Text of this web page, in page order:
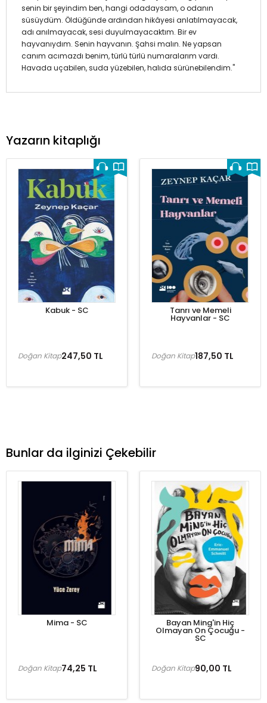
senin bir şeyindim ben, hangi odadaysam, o odanın
süsüydüm. Öldüğünde ardından hikâyesi anlatılmayacak,
adı anılmayacak, sesi duyulmayacaktım. Bir ev
hayvanıydım. Senin hayvanın. Şahsi malın. Ne yapsan
canım acımazdı benim, türlü türlü numaralarım vardı.
Havada uçabilen, suda yüzebilen, halıda sürünebilendim."
Yazarın kitaplığı
Kabuk - SC
247,50 TL
Doğan Kitap
Tanrı ve Memeli
Hayvanlar - SC
187,50 TL
Doğan Kitap
Bunlar da ilginizi Çekebilir
Mima - SC
74,25 TL
Doğan Kitap
Bayan Ming'in Hiç
Olmayan On Çocuğu -
SC
90,00 TL
Doğan Kitap